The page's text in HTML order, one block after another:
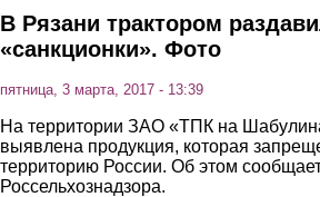
В Рязани трактором
«санкционки». Фото
пятница, 3 марта, 2017 - 13:39
На территории ЗАО «ТПК на
выявлена продукция, которая
территорию России. Об этом
Россельхознадзора.